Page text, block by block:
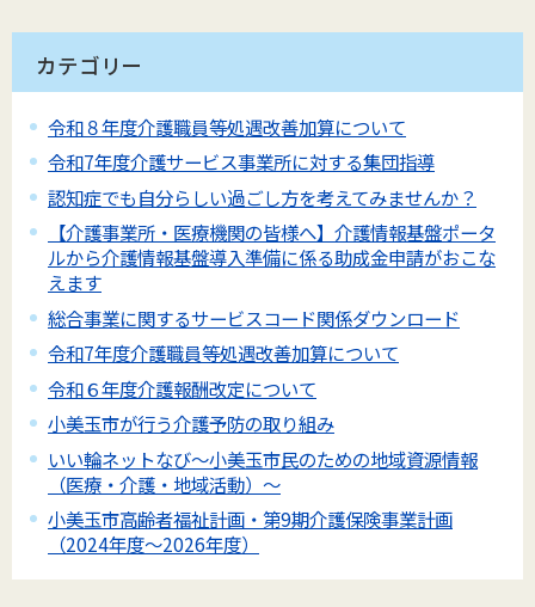
カテゴリー
令和８年度介護職員等処遇改善加算について
令和7年度介護サービス事業所に対する集団指導
認知症でも自分らしい過ごし方を考えてみませんか？
【介護事業所・医療機関の皆様へ】介護情報基盤ポータ
ルから介護情報基盤導入準備に係る助成金申請がおこな
えます
総合事業に関するサービスコード関係ダウンロード
令和7年度介護職員等処遇改善加算について
令和６年度介護報酬改定について
小美玉市が行う介護予防の取り組み
いい輪ネットなび～小美玉市民のための地域資源情報
（医療・介護・地域活動）～
小美玉市高齢者福祉計画・第9期介護保険事業計画
（2024年度～2026年度）